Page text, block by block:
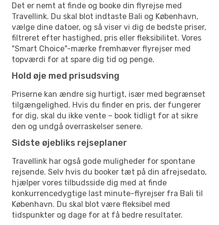
Det er nemt at finde og booke din flyrejse med
Travellink. Du skal blot indtaste Bali og København,
vælge dine datoer, og så viser vi dig de bedste priser,
filtreret efter hastighed, pris eller fleksibilitet. Vores
"Smart Choice"-mærke fremhæver flyrejser med
topværdi for at spare dig tid og penge.
Hold øje med prisudsving
Priserne kan ændre sig hurtigt, især med begrænset
tilgængelighed. Hvis du finder en pris, der fungerer
for dig, skal du ikke vente – book tidligt for at sikre
den og undgå overraskelser senere.
Sidste øjebliks rejseplaner
Travellink har også gode muligheder for spontane
rejsende. Selv hvis du booker tæt på din afrejsedato,
hjælper vores tilbudsside dig med at finde
konkurrencedygtige last minute-flyrejser fra Bali til
København. Du skal blot være fleksibel med
tidspunkter og dage for at få bedre resultater.